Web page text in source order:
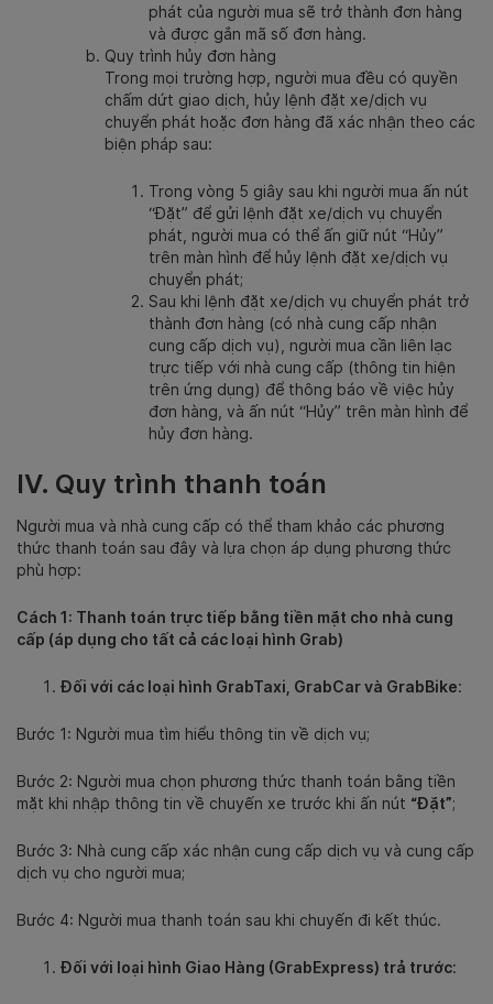
phát của người mua sẽ trở thành đơn hàng
và được gắn mã số đơn hàng.
Quy trình hủy đơn hàng
Trong mọi trường hợp, người mua đều có quyền
chấm dứt giao dịch, hủy lệnh đặt xe/dịch vụ
chuyển phát hoặc đơn hàng đã xác nhận theo các
biện pháp sau:
Trong vòng 5 giây sau khi người mua ấn nút
“Đặt” để gửi lệnh đặt xe/dịch vụ chuyển
phát, người mua có thể ấn giữ nút “Hủy”
trên màn hình để hủy lệnh đặt xe/dịch vụ
chuyển phát;
Sau khi lệnh đặt xe/dịch vụ chuyển phát trở
thành đơn hàng (có nhà cung cấp nhận
cung cấp dịch vụ), người mua cần liên lạc
trực tiếp với nhà cung cấp (thông tin hiện
trên ứng dụng) để thông báo về việc hủy
đơn hàng, và ấn nút “Hủy” trên màn hình để
hủy đơn hàng.
IV. Quy trình thanh toán
Người mua và nhà cung cấp có thể tham khảo các phương
thức thanh toán sau đây và lựa chọn áp dụng phương thức
phù hợp:
Cách 1: Thanh toán trực tiếp bằng tiền mặt cho nhà cung
cấp (áp dụng cho tất cả các loại hình Grab)
Đối với các loại hình GrabTaxi, GrabCar và GrabBike:
Bước 1: Người mua tìm hiểu thông tin về dịch vụ;
Bước 2: Người mua chọn phương thức thanh toán bằng tiền
mặt khi nhập thông tin về chuyến xe trước khi ấn nút “Đặt”;
Bước 3: Nhà cung cấp xác nhận cung cấp dịch vụ và cung cấp
dịch vụ cho người mua;
Bước 4: Người mua thanh toán sau khi chuyến đi kết thúc.
Đối với loại hình Giao Hàng (GrabExpress) trả trước: